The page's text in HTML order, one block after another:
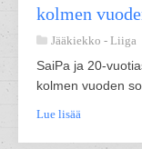
kolmen
Jääkiekko - Liiga
SaiPa ja 20-
kolmen vuoden
Lue lisää